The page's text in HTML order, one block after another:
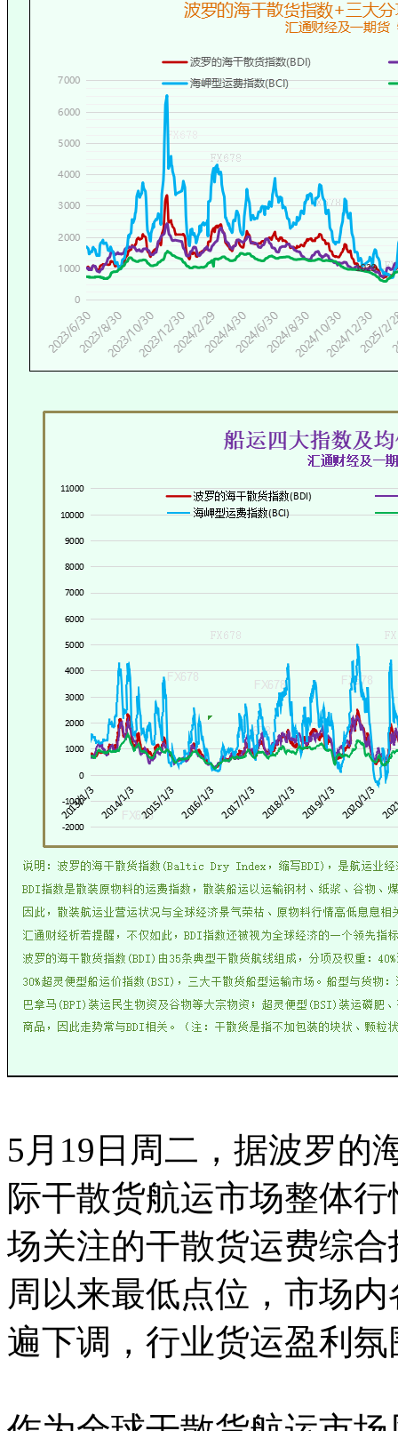
5月19日周二，据波罗的
际干散货航运市场整体
场关注的干散货运费综
周以来最低点位，市场
遍下调，行业货运盈利